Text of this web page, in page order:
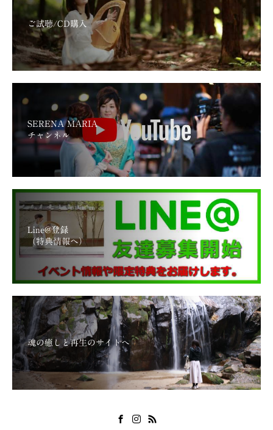
ご試聴/CD購入
SERENA MARIA
チャンネル
Line@登録
（特典情報へ）
魂の癒しと再生のサイトへ